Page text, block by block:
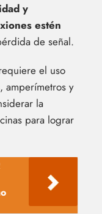
y
estén
de señal.
el uso
amperímetros y
la
para lograr